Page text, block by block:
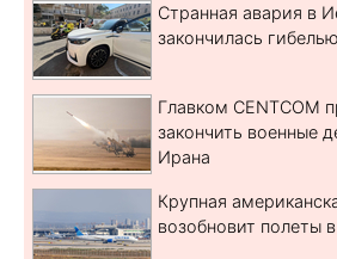
Странная авария в
закончилась
Главком CENTCOM
закончить военные
Ирана
Крупная
возобновит полеты